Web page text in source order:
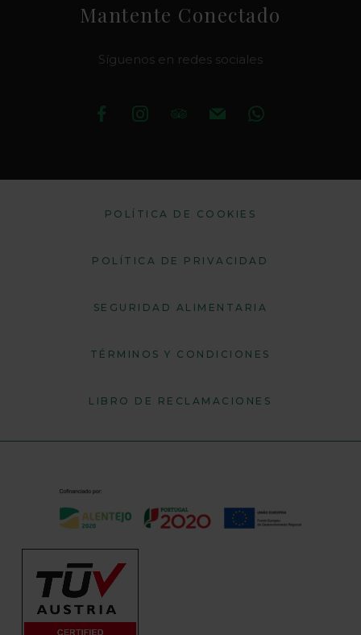
Mantente Conectado
Síguenos en redes sociales
POLÍTICA DE COOKIES
POLÍTICA DE PRIVACIDAD
SEGURIDAD ALIMENTARIA
TÉRMINOS Y CONDICIONES
LIBRO DE RECLAMACIONES